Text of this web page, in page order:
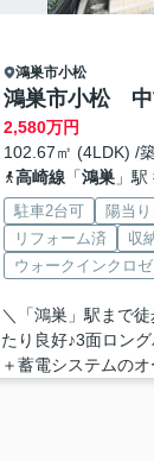
鴻巣市小松
鴻巣市小松 中
2,580万円
102.67㎡ (4LDK) /
高崎線「鴻巣」駅
駐車2台可 陽当
リフォーム済
収
ウォークインクロゼ
＼「鴻巣」駅まで
たり良好♪3面ロン
＋蓄電システムのオ